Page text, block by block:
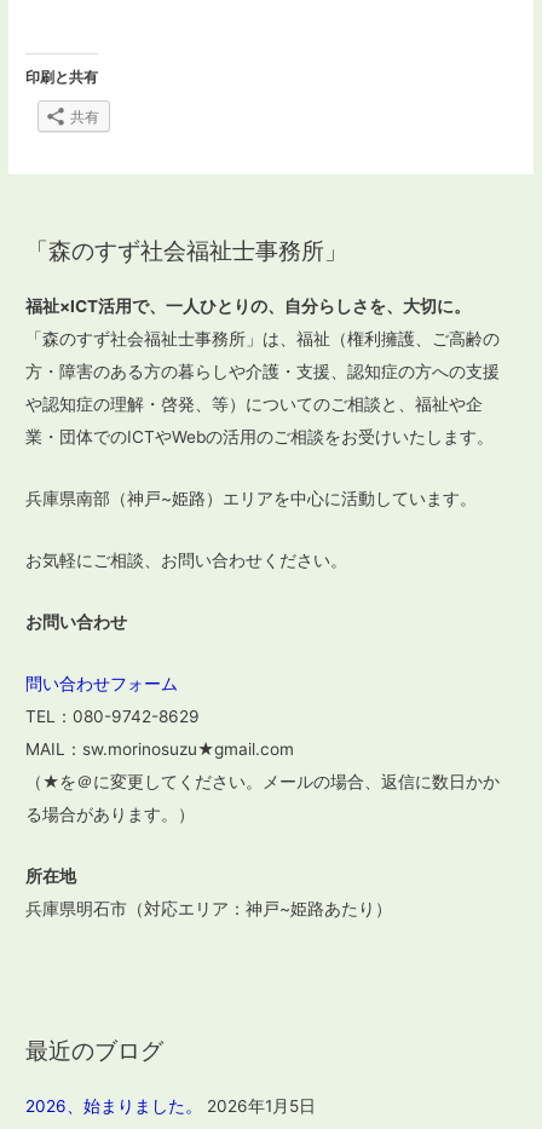
印刷と共有
共有
「森のすず社会福祉士事務所」
福祉×ICT活用で、一人ひとりの、自分らしさを、大切に。
「森のすず社会福祉士事務所」は、福祉（権利擁護、ご高齢の
方・障害のある方の暮らしや介護・支援、認知症の方への支援
や認知症の理解・啓発、等）についてのご相談と、福祉や企
業・団体でのICTやWebの活用のご相談をお受けいたします。
兵庫県南部（神戸~姫路）エリアを中心に活動しています。
お気軽にご相談、お問い合わせください。
お問い合わせ
問い合わせフォーム
TEL：080-9742-8629
MAIL：sw.morinosuzu★gmail.com
（★を＠に変更してください。メールの場合、返信に数日かか
る場合があります。）
所在地
兵庫県明石市（対応エリア：神戸~姫路あたり）
最近のブログ
2026、始まりました。 2026年1月5日